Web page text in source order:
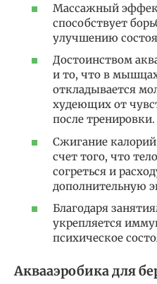
Массажный
способствует
улучшению
Достоинством
и то, что в
откладывается
худеющих от
после тренировки.
Сжигание
счет того, что
согреться и
дополнительную
Благодаря
укрепляется
психическое
Аквааэробика для